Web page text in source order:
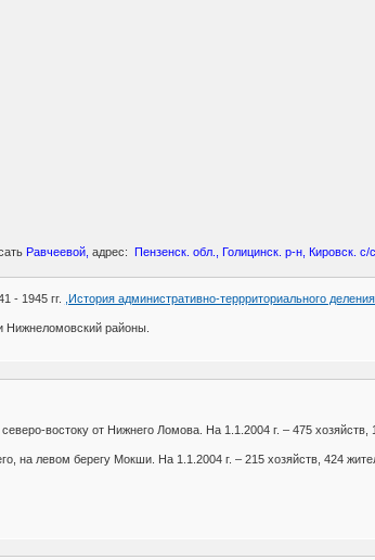
Равчеевой, адрес:Пензенск. обл., Голицинск. р-н, Кировск. с/с
- 1945 гг. ,История административно-террриториального
Нижнеломовский районы.
востоку от Нижнего Ломова. На 1.1.2004 г. – 475 хозяйств,
на левом берегу Мокши. На 1.1.2004 г. – 215 хозяйств, 424